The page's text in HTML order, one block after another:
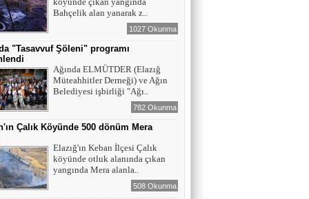
YAZAR - AV. ALİ DEMİR
TUTUKLAMA KARARI
YAZAR-ŞAİR MİRAÇ DOĞAN
Mavi Işık İnsanları
EĞİTİMCİ-YAZAR TUNER
ENGELLİ İNSANLARIN ENGELLİ
YERİNE FAZLA BAKMAK
EĞİTİMCİ - YAZAR : MİDRAN YOKUŞ
Bahçelik alan yanarak z..
1027 Okunma
"Tasavvuf Şöleni" programı
Ağında ELMÜTDER (Elazığ
Müteahhitler Derneği) ve Ağın
Belediyesi işbirliği "Ağı..
782 Okunma
Çalık Köyünde 500 dönüm Mera
Elazığ'ın Keban İlçesi Çalık
köyünde otluk alanında çıkan
yangında Mera alanla..
508 Okunma